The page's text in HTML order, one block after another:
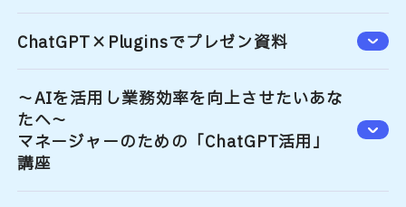
ChatGPT×Pluginsでプレゼン資料
～AIを活用し業務効率を向上させたいあな
たへ～
マネージャーのための「ChatGPT活用」
講座